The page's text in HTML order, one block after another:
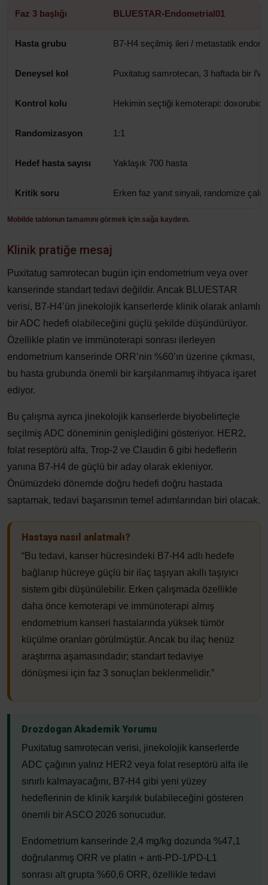
Faz 3 başlığı BLUESTAR-Endometrial01
Hasta grubu B7-H4 seçilmiş ileri / metastatik
Deneysel kol Puxitatug samrotecan, 3 haftada bir IV
Kontrol kolu Hekimin seçtiği kemoterapi:
Randomizasyon 1:1
Hedef hasta sayısı Yaklaşık 700 hasta
Kritik soru Erken faz yanıt sinyali, randomize
Mobilde tablonun tamamını görmek için sağa kaydırın.
Klinik pratiğe mesaj
Puxitatug samrotecan bugün için endometrium veya over
kanserinde standart tedavi değildir. Ancak BLUESTAR
verisi, B7-H4’ün jinekolojik kanserlerde klinik olarak anlamlı
bir ADC hedefi olabileceğini güçlü şekilde düşündürüyor.
Özellikle platin ve immünoterapi sonrası ilerleyen
endometrium kanserinde ORR’nin %60’ın üzerine çıkması,
bu hasta grubunda önemli bir karşılanmamış ihtiyaca işaret
ediyor.
Bu çalışma ayrıca jinekolojik kanserlerde biyobelirteçle
seçilmiş ADC döneminin genişlediğini gösteriyor. HER2,
folat reseptörü alfa, Trop-2 ve Claudin 6 gibi hedeflerin
yanına B7-H4 de güçlü bir aday olarak ekleniyor.
Önümüzdeki dönemde doğru hedefi doğru hastada
saptamak, tedavi başarısının temel adımlarından biri olacak.
Hastaya nasıl anlatmalı?
“Bu tedavi, kanser hücresindeki B7-H4 adlı hedefe
bağlanıp hücreye güçlü bir ilaç taşıyan akıllı taşıyıcı
sistem gibi düşünülebilir. Erken çalışmada özellikle
daha önce kemoterapi ve immünoterapi almış
endometrium kanseri hastalarında yüksek tümör
küçülme oranları görülmüştür. Ancak bu ilaç henüz
araştırma aşamasındadır; standart tedaviye
dönüşmesi için faz 3 sonuçları beklenmelidir.”
Drozdogan Akademik Yorumu
Puxitatug samrotecan verisi, jinekolojik kanserlerde
ADC çağının yalnız HER2 veya folat reseptörü alfa ile
sınırlı kalmayacağını, B7-H4 gibi yeni yüzey
hedeflerinin de klinik karşılık bulabileceğini gösteren
önemli bir ASCO 2026 sonucudur.
Endometrium kanserinde 2,4 mg/kg dozunda %47,1
doğrulanmış ORR ve platin + anti-PD-1/PD-L1
sonrası alt grupta %60,6 ORR, özellikle tedavi